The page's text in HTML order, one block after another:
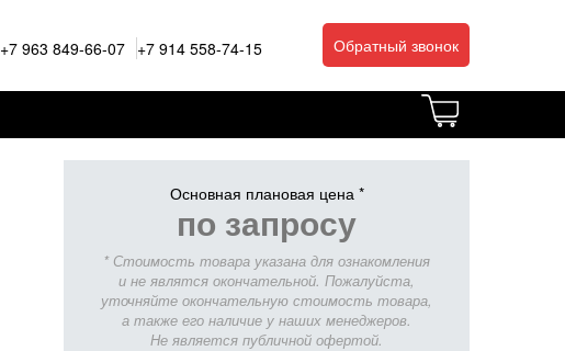
+7 963 849-66-07 +7 914 558-74-15 Обратный звонок
Основная плановая цена *
по запросу
* Стоимость товара указана для ознакомления
и не являтся окончательной. Пожалуйста,
уточняйте окончательную стоимость товара,
а также его наличие у наших менеджеров.
Не является публичной офертой.